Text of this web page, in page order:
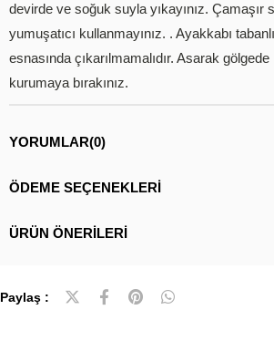
devirde ve soğuk suyla yıkayınız. Çamaşır
yumuşatıcı kullanmayınız. . Ayakkabı
esnasında çıkarılmamalıdır. Asarak
kurumaya bırakınız.
YORUMLAR(0)
ÖDEME SEÇENEKLERI
ÜRÜN ÖNERILERI
Paylaş :